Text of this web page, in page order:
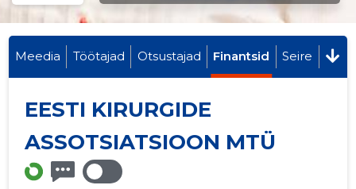
Meedia Töötajad Otsustajad Finantsid Seire
EESTI KIRURGIDE
ASSOTSIATSIOON MTÜ